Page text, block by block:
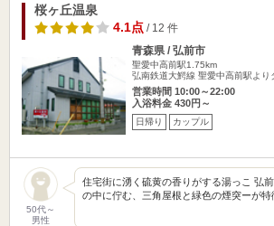
桜ヶ丘温泉
4.1点/ 12 件
青森県 / 弘前市
聖愛中高前駅1.75km
弘南鉄道大鰐線 聖愛中高前駅より
営業時間 10:00～22:00
入浴料金 430円～
日帰り カップル
50代～
男性
住宅街に湧く硫黄の香りがする湯っこ 弘
の中に佇む、三角屋根と緑色の煙突ーが